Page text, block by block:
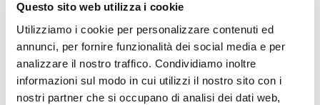
Questo sito web utilizza i cookie
Utilizziamo i cookie per personalizzare contenuti ed
annunci, per fornire funzionalità dei social media e per
analizzare il nostro traffico. Condividiamo inoltre
informazioni sul modo in cui utilizzi il nostro sito con i
nostri partner che si occupano di analisi dei dati web,
Documentazione tecnica
TDS / Scheda tecnica
Registrati per i download
COA
Registrati per i download
SDS / Scheda di
Sicurezza